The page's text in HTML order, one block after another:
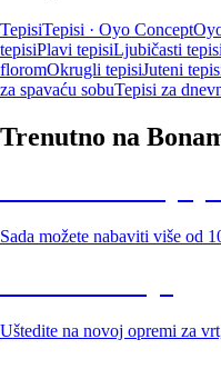
TepisiTepisi · Oyo Concept
tepisiPlavi tepisiLjubičasti tepisi
floromOkrugli tepisiJuteni
za spavaću sobuTepisi za
Trenutno na
Sada možete nabaviti više od
Uštedite na novoj opremi za